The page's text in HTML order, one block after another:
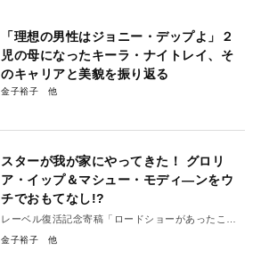
「理想の男性はジョニー・デップよ」２
児の母になったキーラ・ナイトレイ、そ
のキャリアと美貌を振り返る
金子裕子
スターが我が家にやってきた！ グロリ
ア・イップ＆マシュー・モディ―ンをウ
チでおもてなし!?
レーベル復活記念寄稿「ロードショーがあったこ
ろ」11
金子裕子